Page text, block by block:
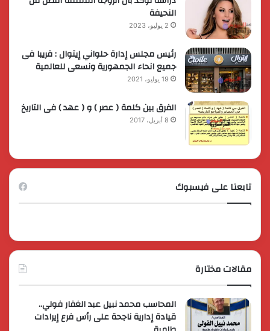
النحيفة
2 يوليو، 2023
رئيس مجلس إدارة حلواني إيتوال : قريبا فى
جميع انحاء الجمهورية ونسعى للعالمية
19 يوليو، 2021
الفرق بين كلمة ( عصر ) و ( عهد ) فى التاريخ
8 أبريل، 2017
تابعنا على فيسبوك
مقالات مختارة
المحاسب محمد نبيل عبد الغفار فولي..
قيادة إدارية ناجحة على رأس فرع إيرادات